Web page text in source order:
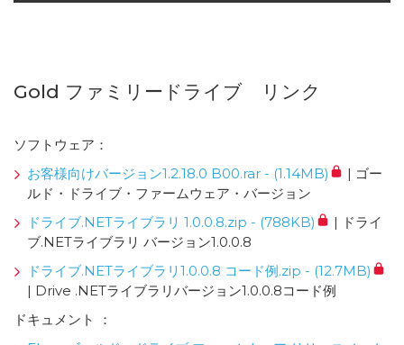
Gold ファミリードライブ リンク
ソフトウェア：
お客様向けバージョン1.2.18.0 B00.rar - (1.14MB)
| ゴー
ルド・ドライブ・ファームウェア・バージョン
ドライブ.NETライブラリ 1.0.0.8.zip - (788KB)
| ドライ
ブ.NETライブラリ バージョン1.0.0.8
ドライブ.NETライブラリ1.0.0.8 コード例.zip - (12.7MB)
| Drive .NETライブラリバージョン1.0.0.8コード例
ドキュメント ：